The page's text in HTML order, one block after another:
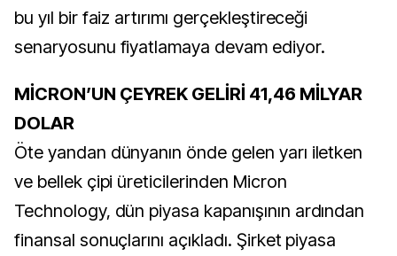
bu yıl bir faiz artırımı gerçekleştireceği
senaryosunu fiyatlamaya devam ediyor.
MİCRON’UN ÇEYREK GELİRİ 41,46 MİLYAR
DOLAR
Öte yandan dünyanın önde gelen yarı iletken
ve bellek çipi üreticilerinden Micron
Technology, dün piyasa kapanışının ardından
finansal sonuçlarını açıkladı. Şirket piyasa